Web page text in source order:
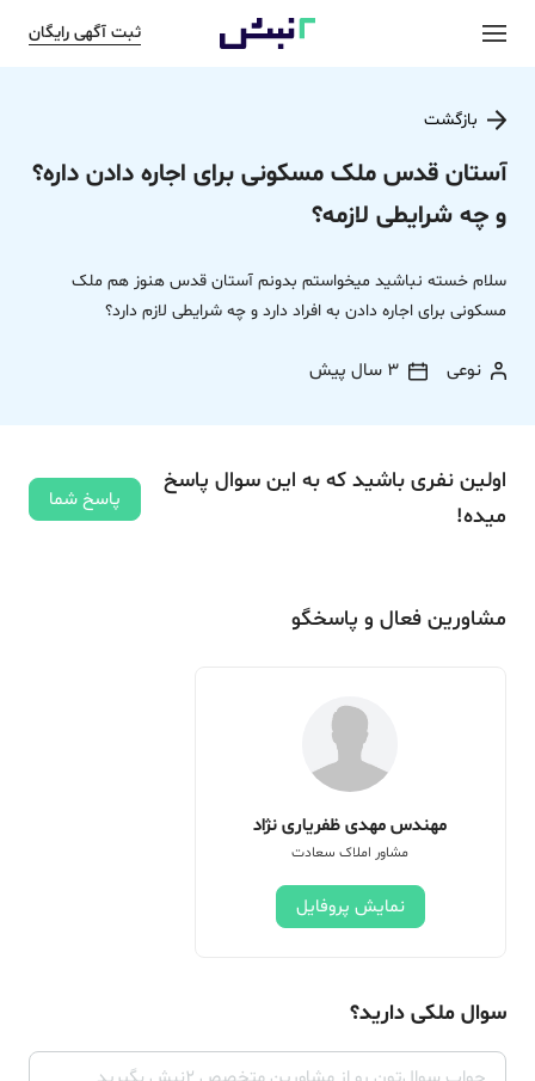
ثبت آگهی رایگان
بازگشت
آستان قدس ملک مسکونی برای اجاره دادن داره؟
و چه شرایطی لازمه؟
سلام خسته نباشید میخواستم بدونم آستان قدس هنوز هم ملک
مسکونی برای اجاره دادن به افراد دارد و چه شرایطی لازم دارد؟
نوعی 3 سال پیش
اولین نفری باشید که به این سوال پاسخ
میده!
پاسخ شما
مشاورین فعال و پاسخگو
مهندس مهدی ظفریاری نژاد
مشاور املاک سعادت
نمایش پروفایل
سوال ملکی دارید؟